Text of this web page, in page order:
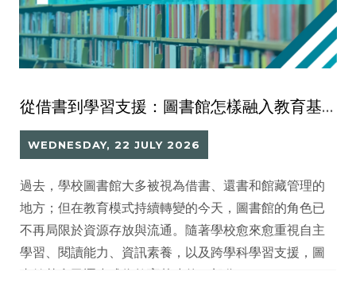
從借書到學習支援：圖書館怎樣融入教育基建？
WEDNESDAY, 22 JULY 2026
過去，學校圖書館大多被視為借書、還書和館藏管理的
地方；但在教育模式持續轉變的今天，圖書館的角色已
不再局限於資源存放與流通。隨著學校愈來愈重視自主
學習、閱讀能力、資訊素養，以及跨學科學習支援，圖